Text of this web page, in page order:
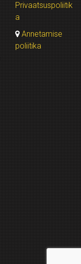
Privaatsuspoliitik
a
Annetamise
poliitika